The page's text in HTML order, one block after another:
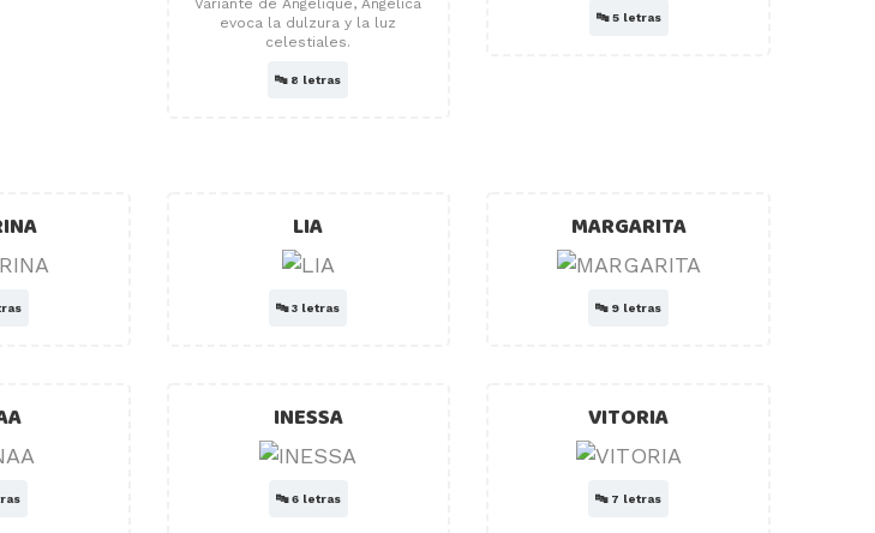
Variante de Angélique, Angélica
evoca la dulzura y la luz
celestiales.
🔤 8 letras
🔤5 letras
LIA
🔤3 letras
MARGARITA
🔤 9 letras
INESSA
🔤6 letras
VITORIA
🔤 7 letras